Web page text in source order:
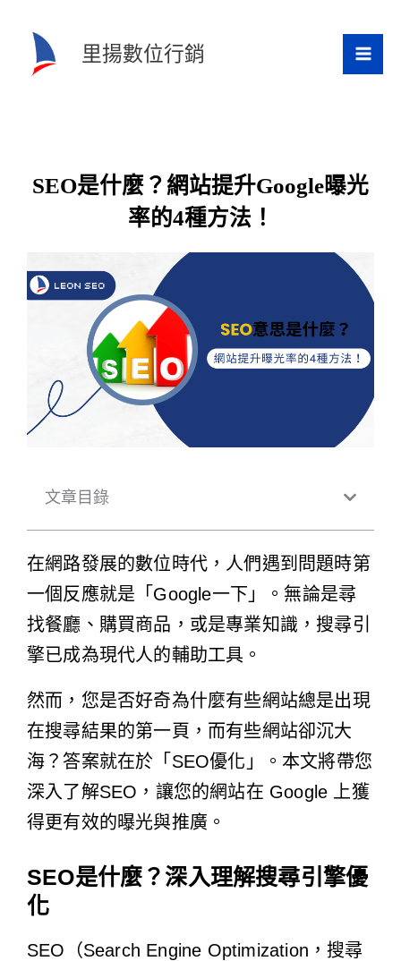
里揚數位行銷
SEO是什麼？網站提升Google曝光
率的4種方法！
文章目錄
在網路發​​展的數位時代，人們遇到問題時第
一個反應就是「Google一下」。無論是尋
找餐廳、購買商品，或是專業知識，搜尋引
擎已成為現代人的輔助工具。
然而，您是否好奇為什麼有些網站總是出現
在搜尋結果的第一頁，而有些網站卻沉大
海？答案就在於「SEO優化」。本文將帶您
深入了解SEO，讓您的網站在 Google 上獲
得更有效的曝光與推廣。
SEO是什麼？深入理解搜尋引擎優
化
SEO（Search Engine Optimization，搜尋